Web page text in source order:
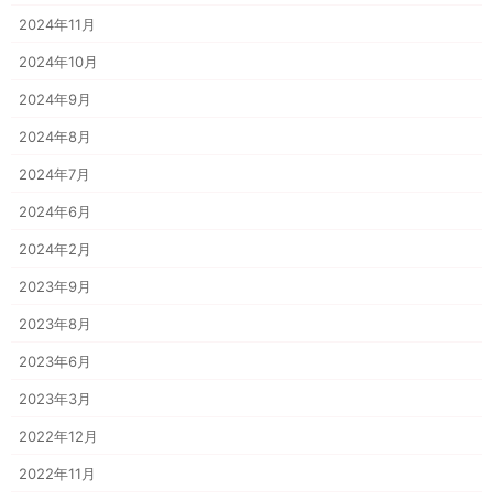
2024年11月
2024年10月
2024年9月
2024年8月
2024年7月
2024年6月
2024年2月
2023年9月
2023年8月
2023年6月
2023年3月
2022年12月
2022年11月